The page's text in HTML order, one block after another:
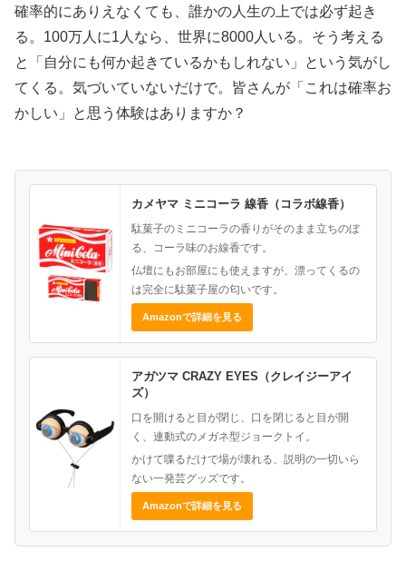
確率的にありえなくても、誰かの人生の上では必ず起き
る。100万人に1人なら、世界に8000人いる。そう考える
と「自分にも何か起きているかもしれない」という気がし
てくる。気づいていないだけで。皆さんが「これは確率お
かしい」と思う体験はありますか？
カメヤマ ミニコーラ 線香（コラボ線香）
駄菓子のミニコーラの香りがそのまま立ちのぼ
る、コーラ味のお線香です。
仏壇にもお部屋にも使えますが、漂ってくるの
は完全に駄菓子屋の匂いです。
Amazonで詳細を見る
アガツマ CRAZY EYES（クレイジーアイ
ズ）
口を開けると目が閉じ、口を閉じると目が開
く、連動式のメガネ型ジョークトイ。
かけて喋るだけで場が壊れる、説明の一切いら
ない一発芸グッズです。
Amazonで詳細を見る